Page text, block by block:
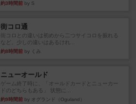
約3時間前 by S
街コロ通
街コロとの違いは初めから二つサイコロを振れる
など、少しの違いはあるけれ...
約8時間前 by くみ
ニューオールド
ゲーム終了時に、「オールドカードとニューカー
ドのどちらもある」 状態に...
約9時間前 by オグランド（Oguland）